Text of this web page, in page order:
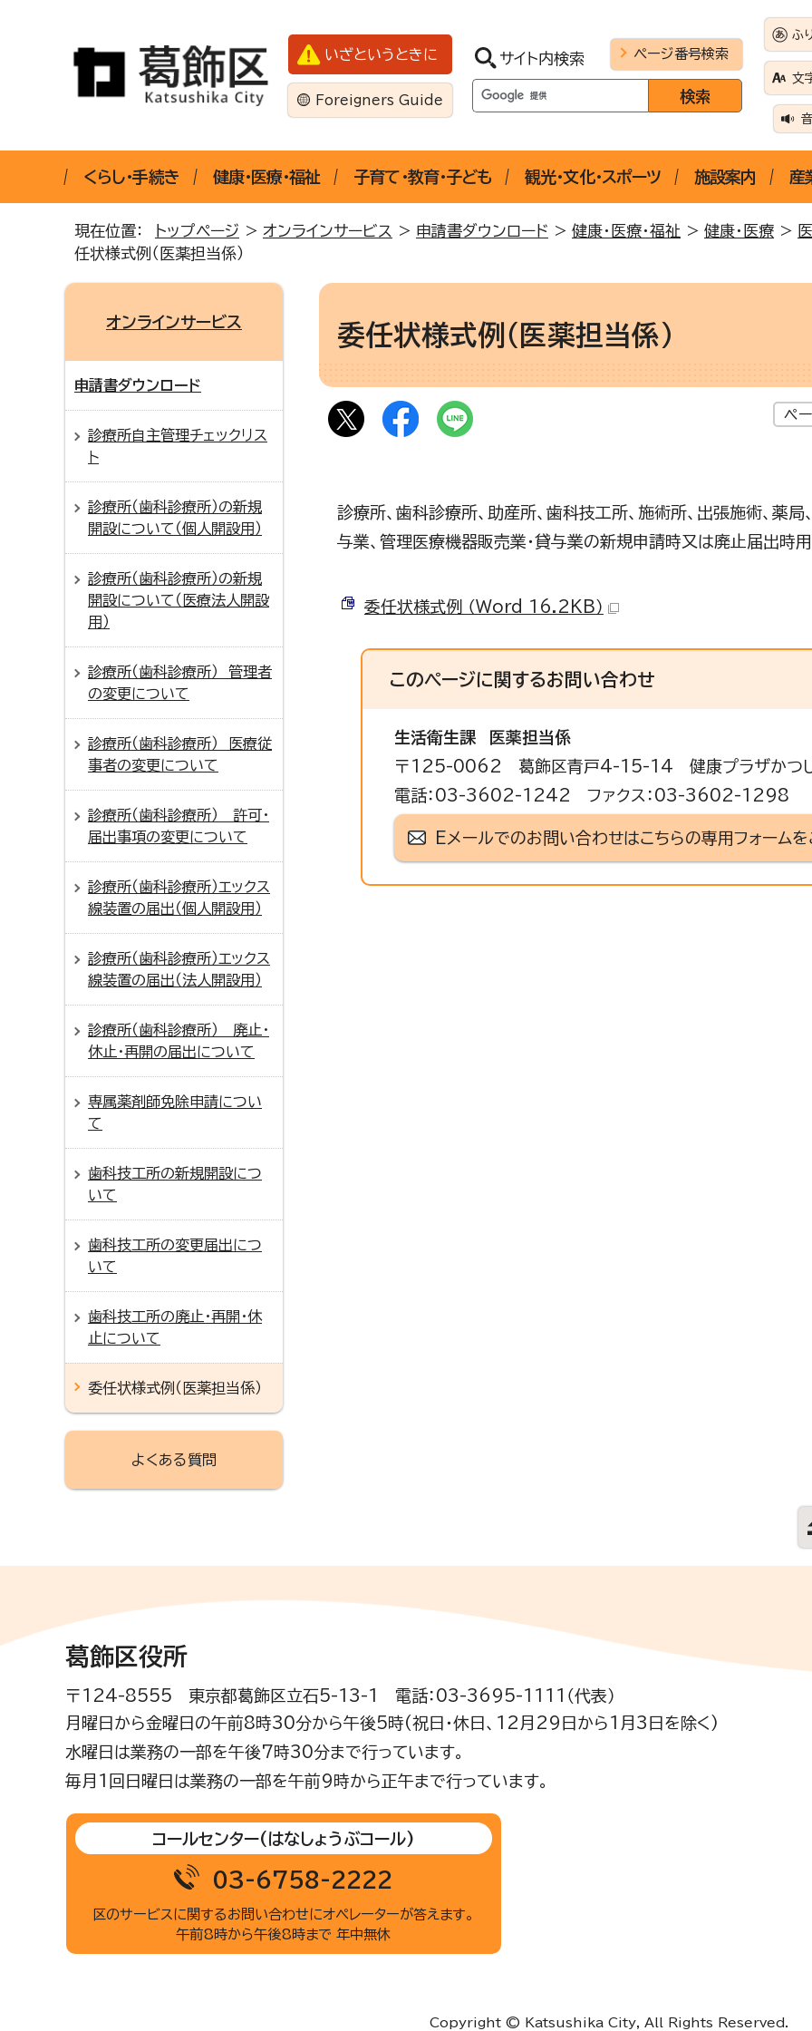
いざというときに
Foreigners Guide
サイト内検索 ページ番号検索
ふ
文
くらし・手続き 健康・医療・福祉 子育て・教育・子ども 観光・文化・スポーツ 施設案内 産
現在位置： トップページ > オンラインサービス > 申請書ダウンロード > 健康・医療・福祉 > 健康・医療 >
任状様式例（医薬担当係）
委任状様式例（医薬担当係）
ペ
診療所、歯科診療所、助産所、歯科技工所、施術所、出張施術、薬
与業、管理医療機器販売業・貸与業の新規申請時又は廃止届出時
委任状様式例 （Word 16.2KB）
このページに関するお問い合わせ
生活衛生課
医薬担当係
〒125-0062 葛飾区青戸4-15-14 健康プラザかつ
電話：03-3602-1242 ファクス：03-3602-1298
Eメールでのお問い合わせはこちらの専用フォームを
オンラインサービス
申請書ダウンロード
診療所自主管理チェックリス
ト
診療所（歯科診療所）の新規
開設について（個人開設用）
診療所（歯科診療所）の新規
開設について（医療法人開設
用）
診療所（歯科診療所） 管理者
の変更について
診療所（歯科診療所） 医療従
事者の変更について
診療所（歯科診療所） 許可・
届出事項の変更について
診療所（歯科診療所）エックス
線装置の届出（個人開設用）
診療所（歯科診療所）エックス
線装置の届出（法人開設用）
診療所（歯科診療所） 廃止・
休止・再開の届出について
専属薬剤師免除申請につい
て
歯科技工所の新規開設につ
いて
歯科技工所の変更届出につ
いて
歯科技工所の廃止・再開・休
止について
委任状様式例（医薬担当係）
よくある質問
葛飾区役所
〒124-8555 東京都葛飾区立石5-13-1 電話：03-3695-1111（代表）
月曜日から金曜日の午前8時30分から午後5時(祝日・休日、12月29日から1月3日を除く)
水曜日は業務の一部を午後7時30分まで行っています。
毎月1回日曜日は業務の一部を午前9時から正午まで行っています。
コールセンター(はなしょうぶコール)
03-6758-2222
区のサービスに関するお問い合わせにオペレーターが答えます。
午前8時から午後8時まで 年中無休
Copyright © Katsushika City, All Rights Reserved.